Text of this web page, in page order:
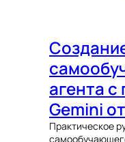
агента
Gemini
Практическое